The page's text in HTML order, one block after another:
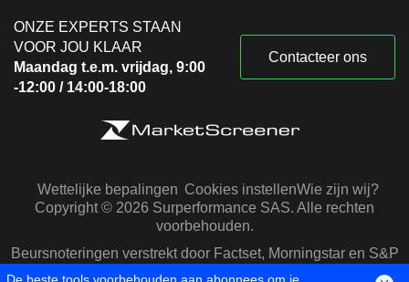
ONZE EXPERTS STAAN
VOOR JOU KLAAR
Maandag t.e.m. vrijdag, 9:00
-12:00 / 14:00-18:00
Contacteer ons
Wettelijke bepalingen Cookies instellenWie zijn wij?
Copyright © 2026 Surperformance SAS. Alle rechten
voorbehouden.
Beursnoteringen verstrekt door Factset, Morningstar en S&P
Capital IQ